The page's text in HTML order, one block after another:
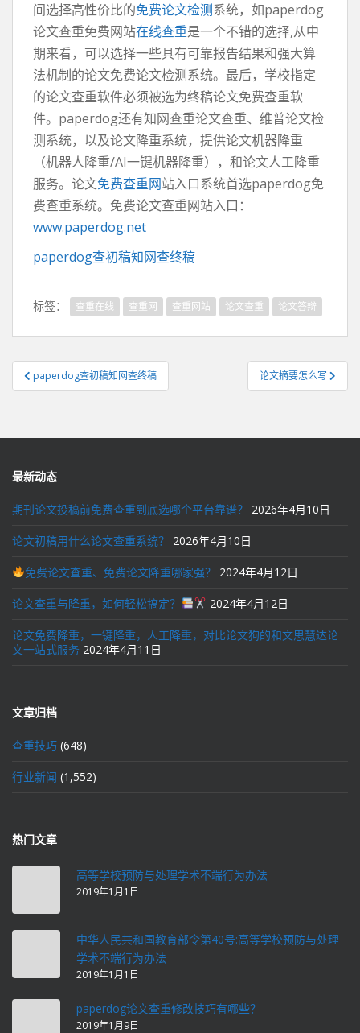
间选择高性价比的免费论文检测系统，如paperdog
论文查重免费网站在线查重是一个不错的选择,从中
期来看，可以选择一些具有可靠报告结果和强大算
法机制的论文免费论文检测系统。最后，学校指定
的论文查重软件必须被选为终稿论文免费查重软
件。paperdog还有知网查重论文查重、维普论文检
测系统，以及论文降重系统，提供论文机器降重
（机器人降重/AI一键机器降重），和论文人工降重
服务。论文免费查重网站入口系统首选paperdog免
费查重系统。免费论文查重网站入口：
www.paperdog.net
paperdog查初稿知网查终稿
标签： 查重在线 查重网 查重网站 论文查重 论文答辩
文
章
航
paperdog查初稿知网查终稿 论文摘要怎么写
最新动态
期刊论文投稿前免费查重到底选哪个平台靠谱？ 2026年4月10日
论文初稿用什么论文查重系统？ 2026年4月10日
免费论文查重、免费论文降重哪家强？ 2024年4月12日
论文查重与降重，如何轻松搞定？ 2024年4月12日
论文免费降重，一键降重，人工降重，对比论文狗的和文思慧达论
文一站式服务 2024年4月11日
文章归档
查重技巧 (648)
行业新闻 (1,552)
热门文章
高等学校预防与处理学术不端行为办法
2019年1月1日
中华人民共和国教育部令第40号:高等学校预防与处理
学术不端行为办法
2019年1月1日
paperdog论文查重修改技巧有哪些？
2019年1月9日